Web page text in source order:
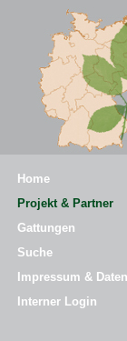
Home
Projekt & Partner
Gattungen
Suche
Impressum &
Interner Login